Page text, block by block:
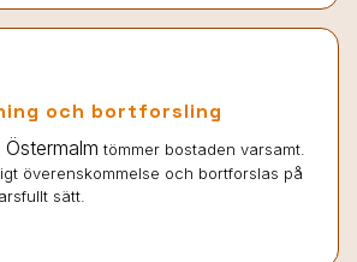
och bortforsling
Östermalm tömmer bostaden varsamt.
överenskommelse och bortforslas på
sätt.